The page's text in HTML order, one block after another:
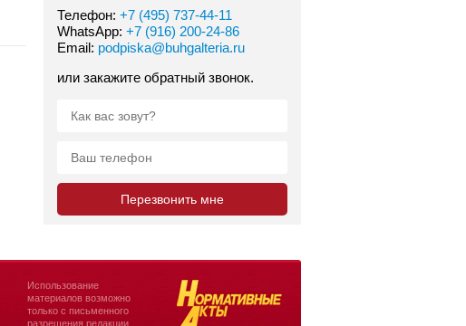
Телефон: +7 (495) 737-44-11
WhatsApp: +7 (916) 200-24-86
Email: podpiska@buhgalteria.ru
или закажите обратный звонок.
Использование
материалов возможно
только с письменного
разрешения редакции